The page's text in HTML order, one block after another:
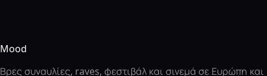
Mood
Βρες συναυλίες, raves, φεστιβάλ και σινεμά σε Ευρώπη και